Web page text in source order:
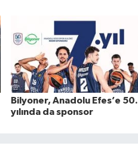
Bilyoner, Anadolu Efes’e 50.
yılında da sponsor